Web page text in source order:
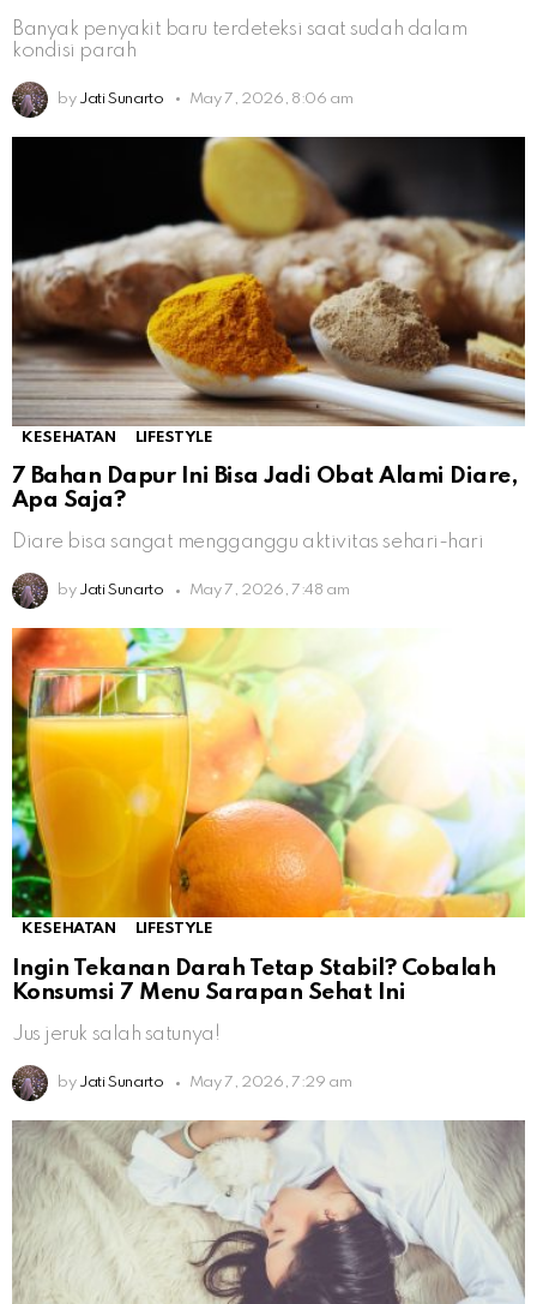
Banyak penyakit baru terdeteksi saat sudah dalam
kondisi parah
by Jati Sunarto May 7, 2026, 8:06 am
KESEHATAN LIFESTYLE
7 Bahan Dapur Ini Bisa Jadi Obat Alami Diare,
Apa Saja?
Diare bisa sangat mengganggu aktivitas sehari-hari
by Jati Sunarto May 7, 2026, 7:48 am
KESEHATAN LIFESTYLE
Ingin Tekanan Darah Tetap Stabil? Cobalah
Konsumsi 7 Menu Sarapan Sehat Ini
Jus jeruk salah satunya!
by Jati Sunarto May 7, 2026, 7:29 am